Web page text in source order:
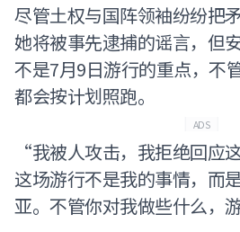
尽管土权与国阵领袖纷纷把
她将被事先逮捕的谣言，但
不是7月9日游行的重点，不
都会按计划照跑。
ADS
“我被人攻击，我拒绝回应
这场游行不是我的事情，而
亚。不管你对我做些什么，